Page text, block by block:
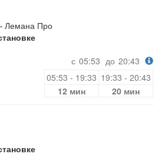
Лемана Про
с 05:53 до 20:43
05:53 - 19:33 19:33 - 20:43
12 мин
20 мин